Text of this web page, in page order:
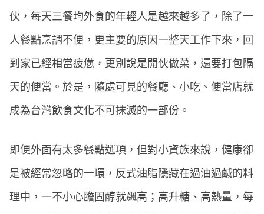
伙，每天三餐均外食的年輕人是越來越多了，除了一
人餐點烹調不便，更主要的原因一整天工作下來，回
到家已經相當疲憊，更別說是開伙做菜，還要打包隔
天的便當。於是，隨處可見的餐廳、小吃、便當店就
成為台灣飲食文化不可抹滅的一部份。
即便外面有太多餐點選項，但對小資族來說，健康卻
是被經常忽略的一環，反式油脂隱藏在過油過鹹的料
理中，一不小心膽固醇就飆高；高升糖、高熱量，每